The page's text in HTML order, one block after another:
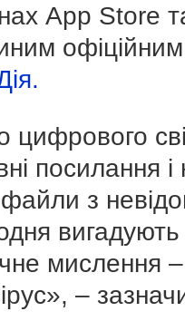
App Store
офіційним
цифрового
посилання і
з
вигадують
мислення
–